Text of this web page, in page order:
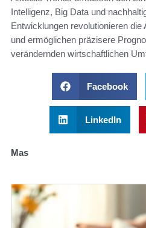
Intelligenz, Big Data und
Entwicklungen revolutionieren
und ermöglichen präzisere
verändernden wirtschaftlichen
Facebook
LinkedIn
Mas